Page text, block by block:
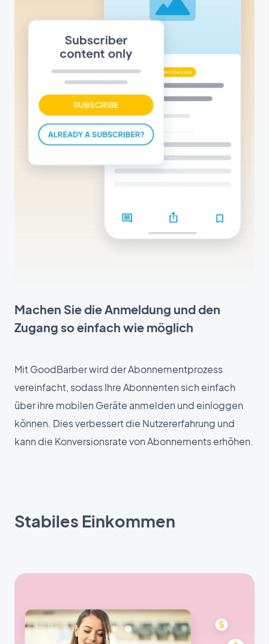
Machen Sie die Anmeldung und den
Zugang so einfach wie möglich
Mit GoodBarber wird der Abonnementprozess
vereinfacht, sodass Ihre Abonnenten sich einfach
über ihre mobilen Geräte anmelden und einloggen
können. Dies verbessert die Nutzererfahrung und
kann die Konversionsrate von Abonnements erhöhen.
Stabiles Einkommen